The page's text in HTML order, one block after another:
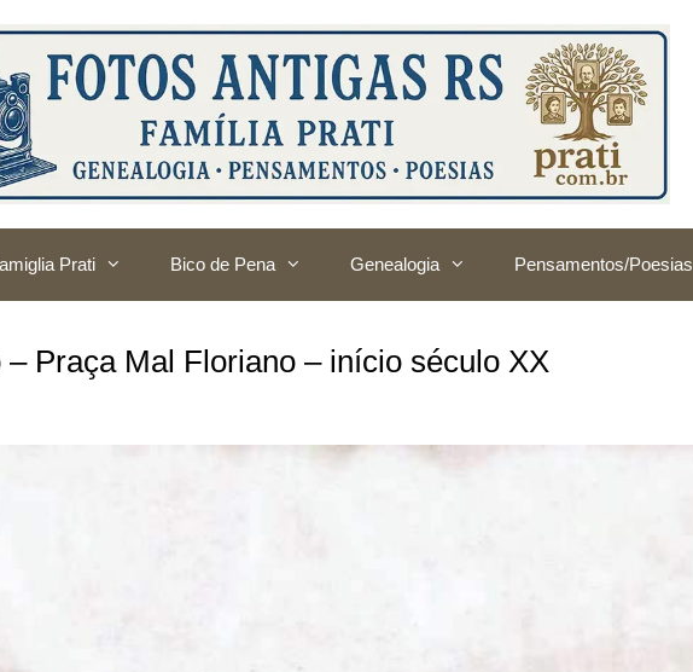
Prati Bico de Pena Genealogia Pensamentos/Poesias
Praça Mal Floriano – início século XX